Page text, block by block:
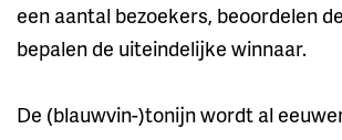
een aantal bezoekers, beoordelen
bepalen de uiteindelijke winnaar.
De (blauwvin-)tonijn wordt al